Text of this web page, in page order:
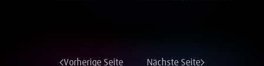
Vorherige Seite Nächste Seite